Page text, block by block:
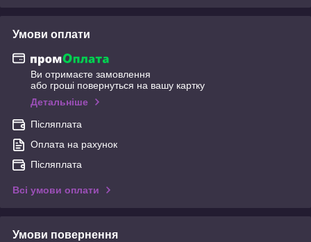
Умови оплати
Ви отримаєте замовлення
або гроші повернуться на вашу картку
Детальніше
Післяплата
Оплата на рахунок
Післяплата
Всі умови оплати
Умови повернення